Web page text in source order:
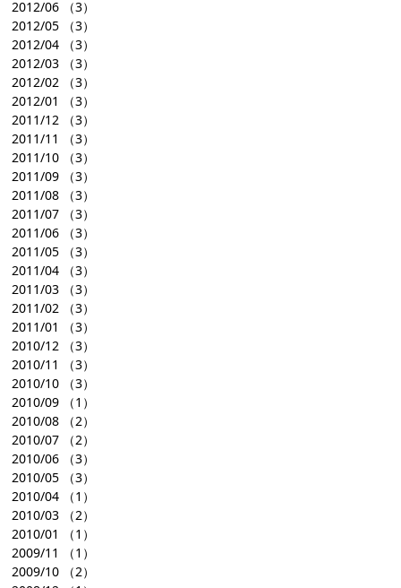
2012/06 （3）
2012/05 （3）
2012/04 （3）
2012/03 （3）
2012/02 （3）
2012/01
（3）
2011/12 （3）
2011/11
（3）
2011/10 （3）
2011/09 （3）
2011/08 （3）
2011/07 （3）
2011/06 （3）
2011/05 （3）
2011/04 （3）
2011/03 （3）
2011/02 （3）
2011/01
（3）
2010/12 （3）
2010/11
（3）
2010/10 （3）
2010/09 （1）
2010/08 （2）
2010/07 （2）
2010/06 （3）
2010/05 （3）
2010/04 （1）
2010/03 （2）
2010/01
（1）
2009/11
（1）
2009/10 （2）